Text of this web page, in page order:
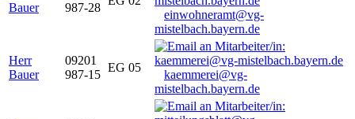
Bauer
987-28
einwohneramt@vg-
mistelbach.bayern.de
Herr
Bauer
09201
987-15
EG 05
kaemmerei@vg-
mistelbach.bayern.de